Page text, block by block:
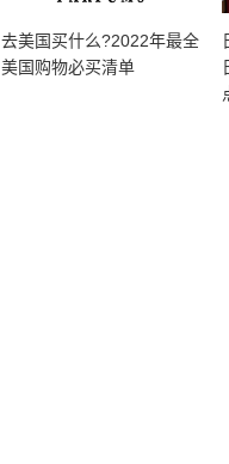
去美国买什么?2022年最全
美国购物必买清单